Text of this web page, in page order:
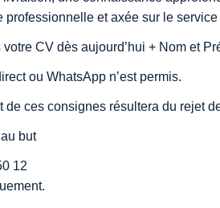
professionnelle et axée sur le
CV dès aujourd’hui + Nom et
ou WhatsApp n’est permis.
de ces consignes résultera du rejet
but
12